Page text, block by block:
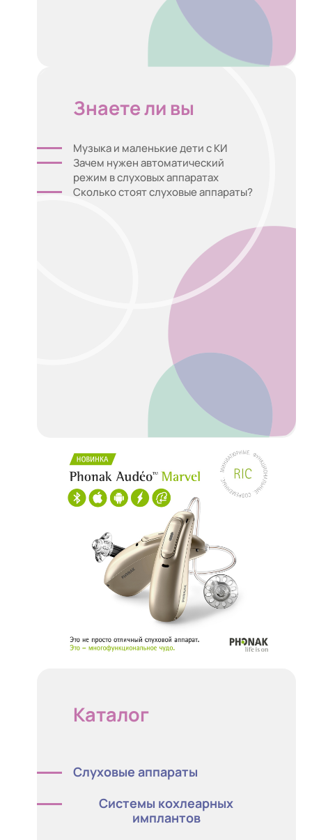
Знаете ли вы
Музыка и маленькие дети с КИ
Зачем нужен автоматический
режим в слуховых аппаратах
Сколько стоят слуховые аппараты?
Каталог
Слуховые аппараты
Med-eL
Системы кохлеарных
имплантов